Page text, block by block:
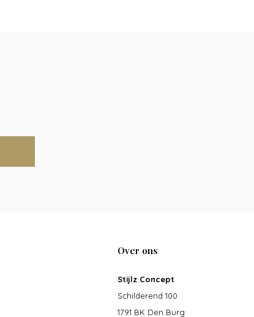
Over ons
Stijlz Concept
Schilderend 100
1791 BK Den Burg